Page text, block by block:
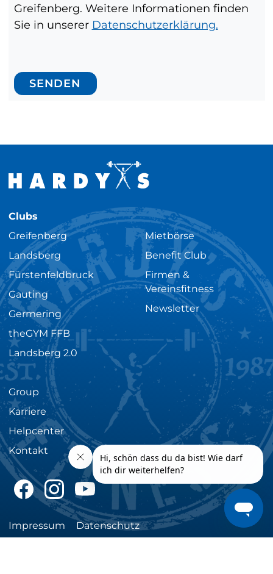
Greifenberg. Weitere Informationen finden
Sie in unserer Datenschutzerklärung.
SENDEN
Clubs
Greifenberg
Landsberg
Fürstenfeldbruck
Gauting
Germering
theGYM FFB
Landsberg 2.0
Mietbörse
Benefit Club
Firmen &
Vereinsfitness
Newsletter
Group
Karriere
Helpcenter
Kontakt
Impressum Datenschutz
facebookinstagramyoutube